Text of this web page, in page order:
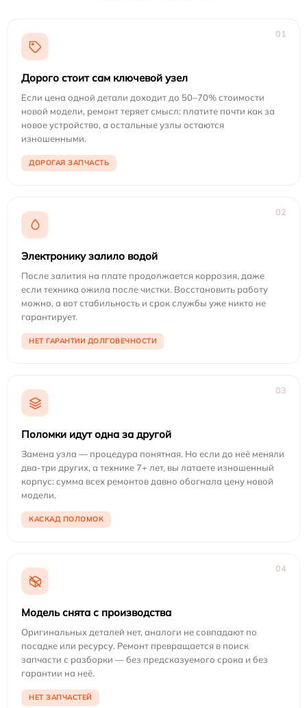
01
Дорого стоит сам ключевой узел
Если цена одной детали доходит до 50–70% стоимости
новой модели, ремонт теряет смысл: платите почти как за
новое устройство, а остальные узлы остаются
изношенными.
ДОРОГАЯ ЗАПЧАСТЬ
02
Электронику залило водой
После залития на плате продолжается коррозия, даже
если техника ожила после чистки. Восстановить работу
можно, а вот стабильность и срок службы уже никто не
гарантирует.
НЕТ ГАРАНТИИ ДОЛГОВЕЧНОСТИ
03
Поломки идут одна за другой
Замена узла — процедура понятная. Но если до неё меняли
два-три других, а технике 7+ лет, вы латаете изношенный
корпус: сумма всех ремонтов давно обогнала цену новой
модели.
КАСКАД ПОЛОМОК
04
Модель снята с производства
Оригинальных деталей нет, аналоги не совпадают по
посадке или ресурсу. Ремонт превращается в поиск
запчасти с разборки — без предсказуемого срока и без
гарантии на неё.
НЕТ ЗАПЧАСТЕЙ